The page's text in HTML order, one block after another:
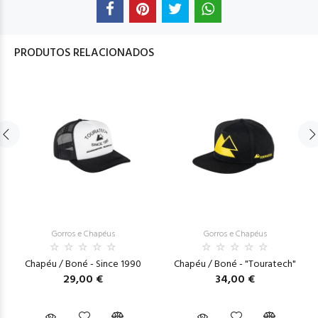
PRODUTOS RELACIONADOS
Gorros e Chapéus
Chapéu / Boné - Since 1990
29,00 €
Gorros e Chapéus
Chapéu / Boné - "Touratech"
34,00 €